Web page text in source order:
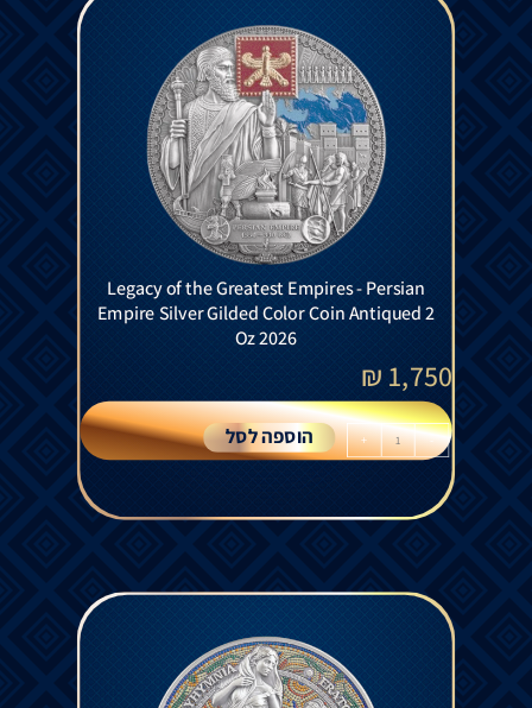
Legacy of the Greatest Empires - Persian
Empire Silver Gilded Color Coin Antiqued 2
Oz 2026
1,750
₪
-
+ הוספה לסל